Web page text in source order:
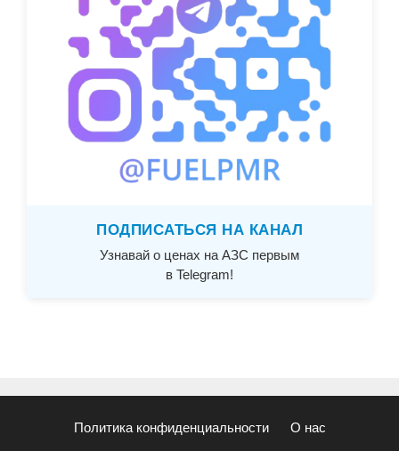
ПОДПИСАТЬСЯ НА КАНАЛ
Узнавай о ценах на АЗС первым
в Telegram!
Политика конфиденциальности О нас